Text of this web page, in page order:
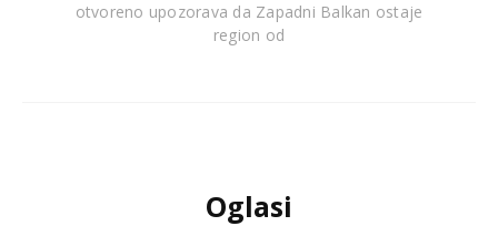
otvoreno upozorava da Zapadni Balkan ostaje
region od
Oglasi